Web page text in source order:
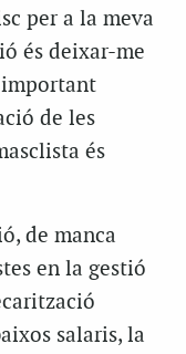
per a la meva
és deixar-me
important
de les
és
de manca
en la gestió
salaris, la